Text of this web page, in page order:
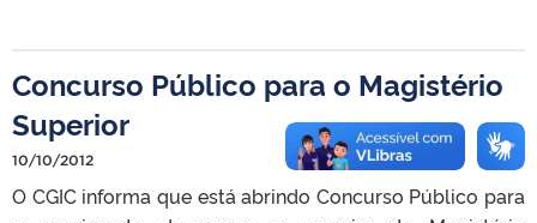
Concurso Público para o Magistério
Superior
10/10/2012
O CGIC informa que está abrindo Concurso Público para